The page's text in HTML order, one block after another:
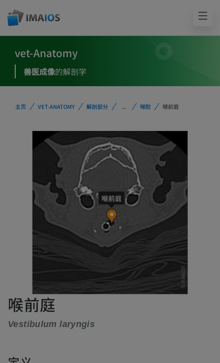
vet-Anatomy
兽医成像的解剖学
主页 VET-ANATOMY 解剖部分 ... 喉腔 喉前庭
喉前庭
Vestibulum laryngis